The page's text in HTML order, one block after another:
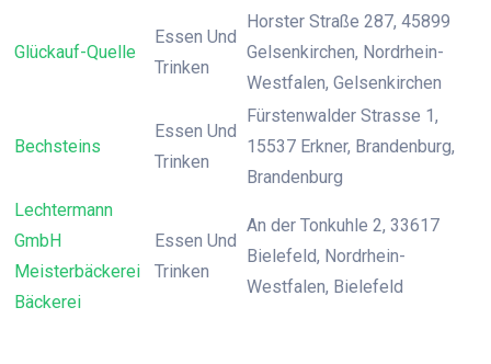
Glückauf-Quelle
Essen Und
Trinken
Horster Straße 287, 45899
Gelsenkirchen, Nordrhein-
Westfalen, Gelsenkirchen
Bechsteins
Essen Und
Trinken
Fürstenwalder Strasse 1,
15537 Erkner, Brandenburg,
Brandenburg
Lechtermann
GmbH
Meisterbäckerei
Bäckerei
Essen Und
Trinken
An der Tonkuhle 2, 33617
Bielefeld, Nordrhein-
Westfalen, Bielefeld